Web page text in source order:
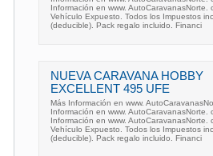
Información en www. AutoCaravanasNorte.
Vehículo Expuesto. Todos los Impuestos
(deducible). Pack regalo incluido. Financi
NUEVA CARAVANA HOBBY
EXCELLENT 495 UFE
Más Información en www.
Información en www. AutoCaravanasNorte.
Información en www. AutoCaravanasNorte.
Vehículo Expuesto. Todos los Impuestos
(deducible). Pack regalo incluido. Financi